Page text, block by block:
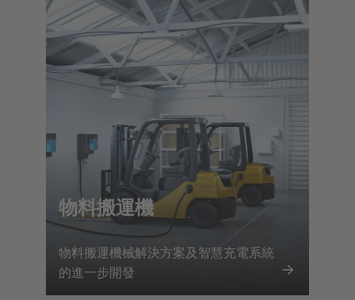
物料搬運機
物料搬運機械解決方案及智慧充電系統
的進一步開發